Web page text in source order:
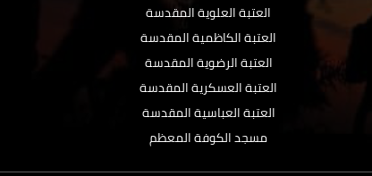
العتبة العلوية المقدسة
العتبة الكاظمية المقدسة
العتبة الرضوية المقدسة
العتبة العسكرية المقدسة
العتبة العباسية المقدسة
مسجد الكوفة المعظم